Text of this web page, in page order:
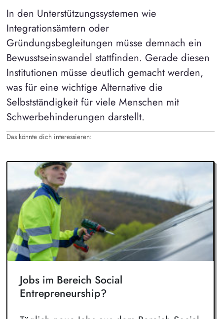
In den Unterstützungssystemen wie
Integrationsämtern oder
Gründungsbegleitungen müsse demnach ein
Bewusstseinswandel stattfinden. Gerade diesen
Institutionen müsse deutlich gemacht werden,
was für eine wichtige Alternative die
Selbstständigkeit für viele Menschen mit
Schwerbehinderungen darstellt.
Das könnte dich interessieren:
Jobs im Bereich Social
Entrepreneurship?